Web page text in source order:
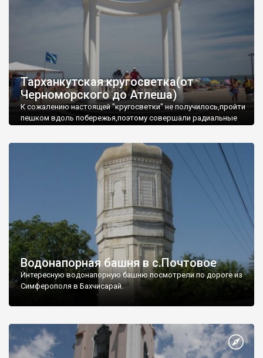
Тарханкутская кругосветка(от
Черноморского до Атлеша)
К сожалению настоящей "кругосветки" не получилось,пройти
пешком вдоль побережья,поэтому совершали радиальные
Водонапорная башня в с.Почтовое
Интересную водонапорную башню посмотрели по дороге из
Симферополя в Бахчисарай.